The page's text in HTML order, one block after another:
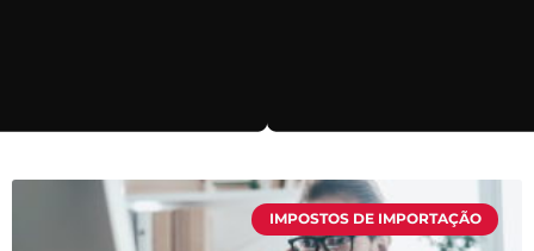
IMPOSTOS DE IMPORTAÇÃO